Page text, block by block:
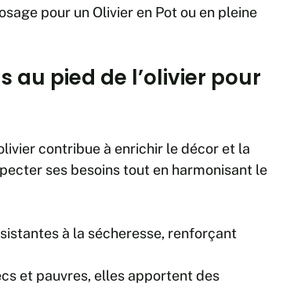
pour un Olivier en Pot ou en pleine
pied de l’olivier pour
contribue à enrichir le décor et la
ses besoins tout en harmonisant le
à la sécheresse, renforçant
et pauvres, elles apportent des